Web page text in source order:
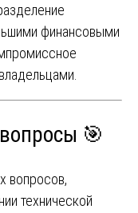
финансовыми
🎯
вопросов,
технической